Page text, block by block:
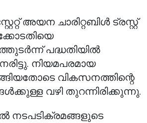
അയന ചാരിറ്റബിൾ ട്രസ്റ്റ്
പദ്ധതിയിൽ
നിയമപരമായ
വികസനത്തിന്റെ
വഴി തുറന്നിരിക്കുന്നു.
നടപടിക്രമങ്ങളുടെ